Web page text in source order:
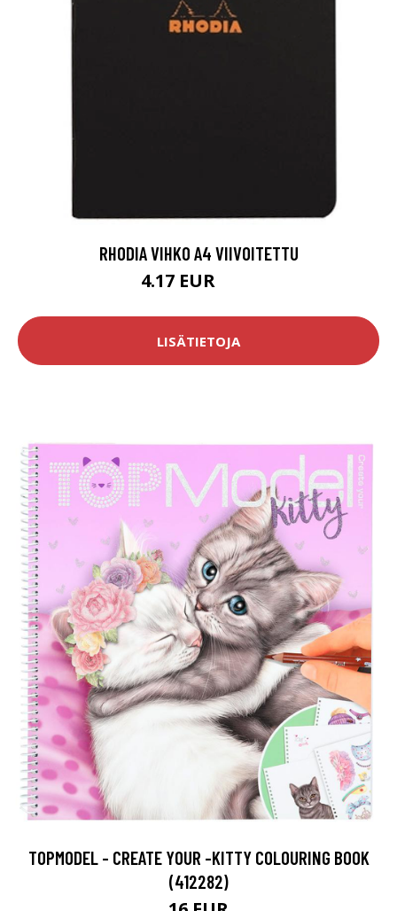
RHODIA VIHKO A4 VIIVOITETTU
4.17 EUR
LISÄTIETOJA
TOPMODEL - CREATE YOUR -KITTY COLOURING BOOK
(412282)